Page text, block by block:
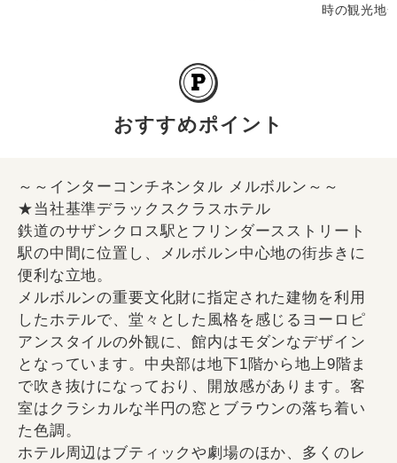
時の観光地
おすすめポイント
～～インターコンチネンタル メルボルン～～
★当社基準デラックスクラスホテル
鉄道のサザンクロス駅とフリンダースストリート
駅の中間に位置し、メルボルン中心地の街歩きに
便利な立地。
メルボルンの重要文化財に指定された建物を利用
したホテルで、堂々とした風格を感じるヨーロピ
アンスタイルの外観に、館内はモダンなデザイン
となっています。中央部は地下1階から地上9階ま
で吹き抜けになっており、開放感があります。客
室はクラシカルな半円の窓とブラウンの落ち着い
た色調。
ホテル周辺はブティックや劇場のほか、多くのレ